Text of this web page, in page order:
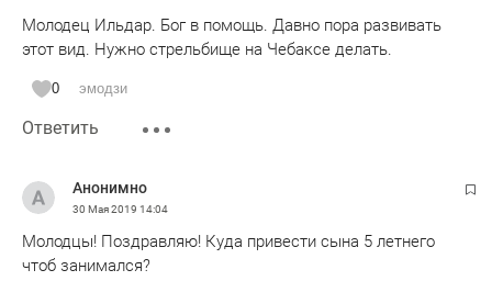
Молодец Ильдар. Бог в помощь. Давно пора развивать
этот вид. Нужно стрельбище на Чебаксе делать.
0 эмодзи
Ответить
Анонимно
30 Мая 2019 14:04
Молодцы! Поздравляю! Куда привести сына 5 летнего
чтоб занимался?